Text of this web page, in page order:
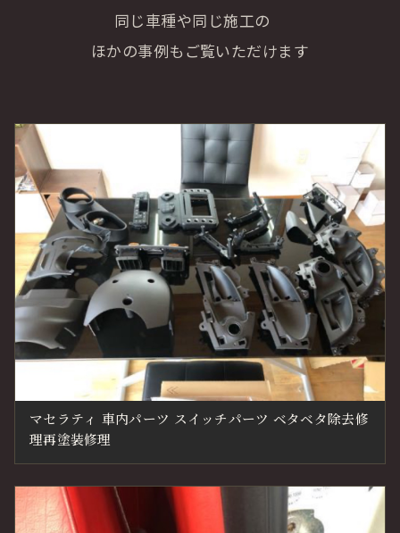
同じ車種や同じ施工の
ほかの事例もご覧いただけます
マセラティ 車内パーツ スイッチパーツ ベタベタ除去修
理再塗装修理